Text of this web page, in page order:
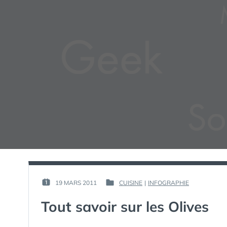
PUBLIÉ
19 MARS 2011
PAR :
PUBLIÉ
CUISINE | INFOGRAPHIE
Tout savoir sur les Olives